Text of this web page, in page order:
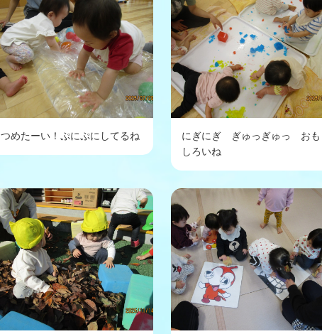
つめたーい！ぷにぷにしてるね
にぎにぎ ぎゅっぎゅっ おも
しろいね